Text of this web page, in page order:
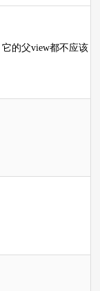
的父view都不应该